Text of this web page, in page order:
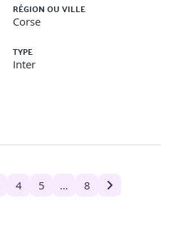
RÉGION OU VILLE
Corse
TYPE
Inter
4 5 … 8